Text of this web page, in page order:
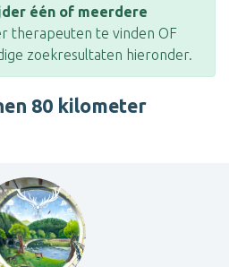
één of meerdere
therapeuten te vinden OF
zoekresultaten hieronder.
80 kilometer